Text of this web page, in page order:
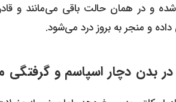
شده و در همان حالت باقی می‌مانند و
و منجر به بروز درد می‌شود.